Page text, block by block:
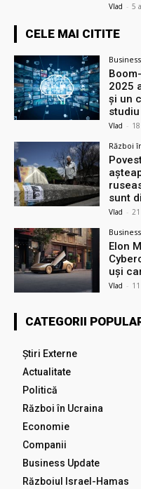
Vlad - 5
CELE MAI CITITE
2025
și un
studiu
Vlad -
Război
sunt
Vlad -
Elon
uși
Vlad -
CATEGORII
Știri Externe
Actualitate
Politică
Război în Ucraina
Economie
Companii
Business Update
Războiul Israel-Hamas